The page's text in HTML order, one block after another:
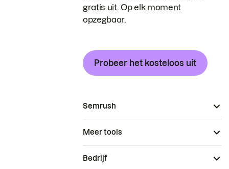
gratis uit. Op elk moment
opzegbaar.
Probeer het kosteloos uit
Semrush
Meer tools
Bedrijf